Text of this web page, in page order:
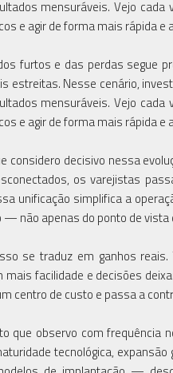
mensuráveis. Vejo
e agir de forma mais rápida e
furtos e das perdas segue
estreitas. Nesse cenário,
mensuráveis. Vejo
e agir de forma mais rápida e
considero decisivo nessa
os varejistas
unificação simplifica a
— não apenas do ponto de vista
se traduz em ganhos
mais facilidade e decisões
centro de custo e passa a
que observo com frequência
tecnológica,